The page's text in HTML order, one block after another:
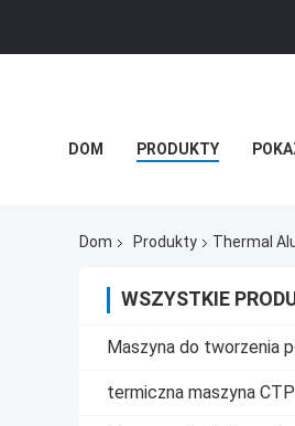
DOM PRODUKTY
Dom Produkty Thermal
WSZYSTKIE
Maszyna do tworzenia
termiczna maszyna CTP